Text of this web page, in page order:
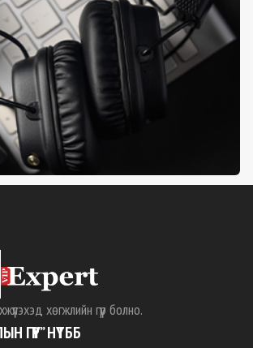
хөгжлийн гүүр болно.
ГҮҮР” НҮТББ